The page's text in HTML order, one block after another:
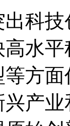
技
水
方
产